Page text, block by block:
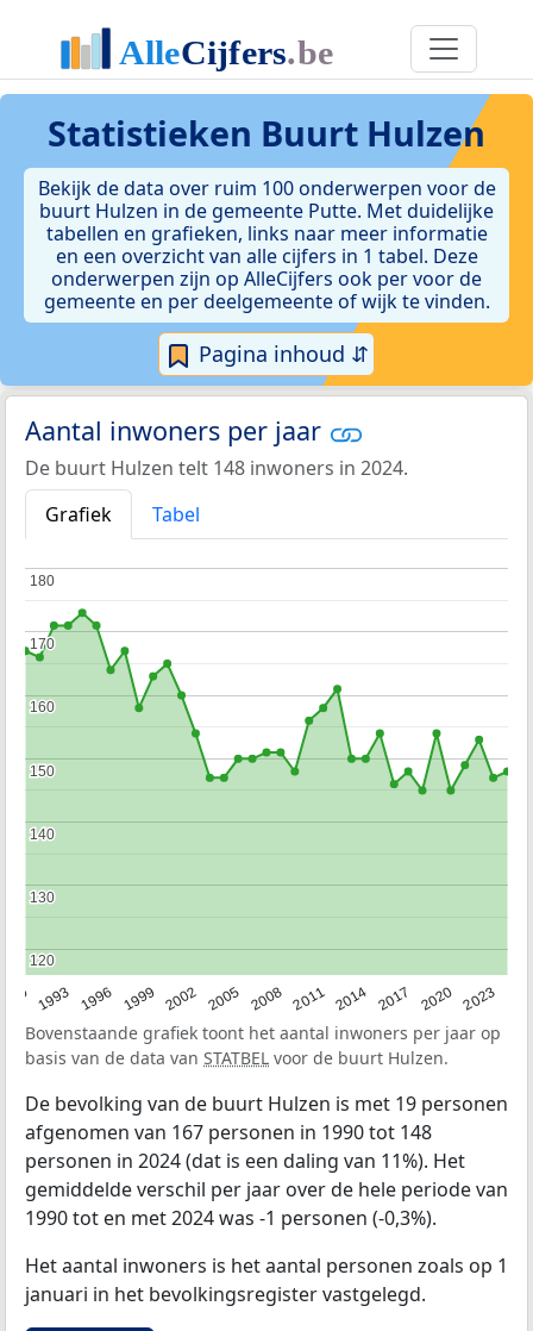
Statistieken Buurt Hulzen
Bekijk de data over ruim 100 onderwerpen voor de
buurt Hulzen in de gemeente Putte. Met duidelijke
tabellen en grafieken, links naar meer informatie
en een overzicht van alle cijfers in 1 tabel. Deze
onderwerpen zijn op AlleCijfers ook per voor de
gemeente en per deelgemeente of wijk te vinden.
Pagina inhoud ⇵
Aantal inwoners per jaar
De buurt Hulzen telt 148 inwoners in 2024.
Grafiek
Tabel
1993 1996 1999 2002 2005 2008 2011 2014 2017 2020 2023
120
120
130
130
140
140
150
150
160
160
170
170
180
180
Bovenstaande grafiek toont het aantal inwoners per jaar op
basis van de data van STATBEL voor de buurt Hulzen.
De bevolking van de buurt Hulzen is met 19 personen
afgenomen van 167 personen in 1990 tot 148
personen in 2024 (dat is een daling van 11%). Het
gemiddelde verschil per jaar over de hele periode van
1990 tot en met 2024 was -1 personen (-0,3%).
Het aantal inwoners is het aantal personen zoals op 1
januari in het bevolkingsregister vastgelegd.